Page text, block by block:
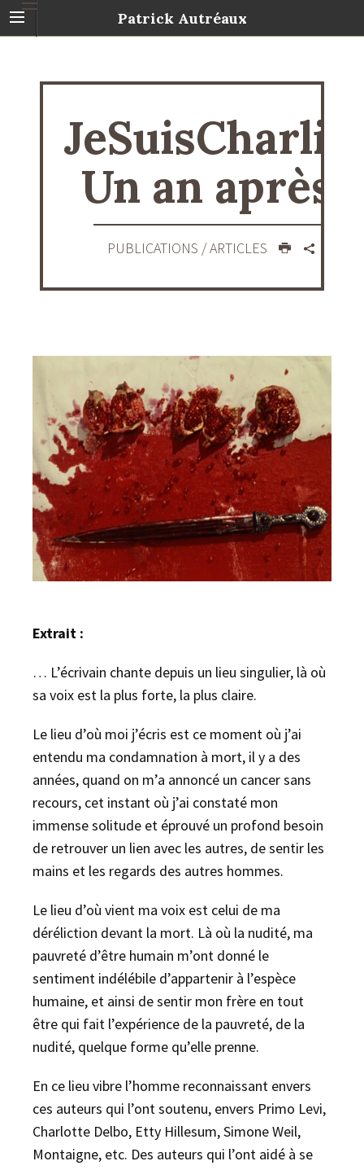
Patrick Autréaux
JeSuisCharlie.
Un an après.
PUBLICATIONS / ARTICLES
Extrait :
… L’écrivain chante depuis un lieu singulier, là où
sa voix est la plus forte, la plus claire.
Le lieu d’où moi j’écris est ce moment où j’ai
entendu ma condamnation à mort, il y a des
années, quand on m’a annoncé un cancer sans
recours, cet instant où j’ai constaté mon
immense solitude et éprouvé un profond besoin
de retrouver un lien avec les autres, de sentir les
mains et les regards des autres hommes.
Le lieu d’où vient ma voix est celui de ma
déréliction devant la mort. Là où la nudité, ma
pauvreté d’être humain m’ont donné le
sentiment indélébile d’appartenir à l’espèce
humaine, et ainsi de sentir mon frère en tout
être qui fait l’expérience de la pauvreté, de la
nudité, quelque forme qu’elle prenne.
En ce lieu vibre l’homme reconnaissant envers
ces auteurs qui l’ont soutenu, envers Primo Levi,
Charlotte Delbo, Etty Hillesum, Simone Weil,
Montaigne, etc. Des auteurs qui l’ont aidé à se